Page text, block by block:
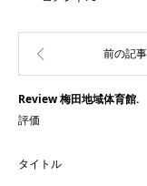
Review 梅田地域体育館.
評価
タイトル